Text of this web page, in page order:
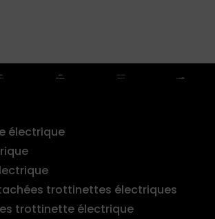
électrique
trottinettes électriques
trottinette électrique